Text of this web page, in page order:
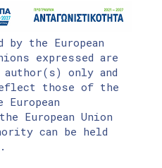
by the European
expressed are
only and
those of the
European
European Union
can be held